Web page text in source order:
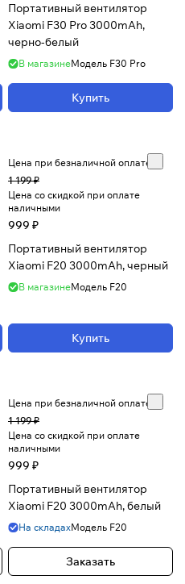
Портативный вентилятор
Xiaomi F30 Pro 3000mAh,
черно-белый
В магазинеМодель F30 Pro
Купить
Цена при безналичной оплате
1 199 ₽
Цена со скидкой при оплате
наличными
999 ₽
Портативный вентилятор
Xiaomi F20 3000mAh, черный
В магазинеМодель F20
Купить
Цена при безналичной оплате
1 199 ₽
Цена со скидкой при оплате
наличными
999 ₽
Портативный вентилятор
Xiaomi F20 3000mAh, белый
На складахМодель F20
Заказать